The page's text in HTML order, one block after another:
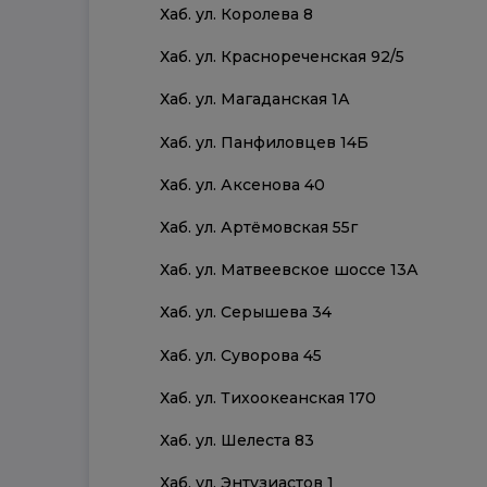
Хаб. ул. Королева 8
Хаб. ул. Краснореченская 92/5
Хаб. ул. Магаданская 1А
Хаб. ул. Панфиловцев 14Б
Хаб. ул. Аксенова 40
Хаб. ул. Артёмовская 55г
Хаб. ул. Матвеевское шоссе 13А
Хаб. ул. Серышева 34
Хаб. ул. Суворова 45
Хаб. ул. Тихоокеанская 170
Хаб. ул. Шелеста 83
Хаб. ул. Энтузиастов 1